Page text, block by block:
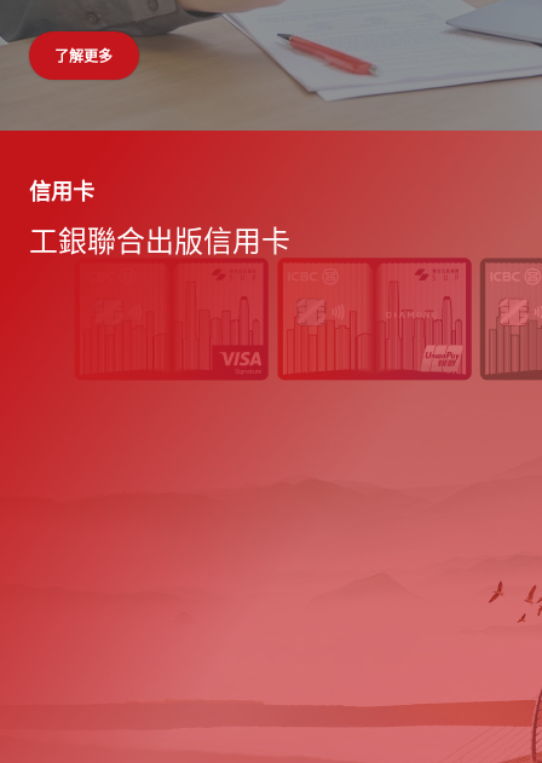
了解更多
信用卡
工銀聯合出版信用卡
開始比較
保險服務
透過人壽保險計劃，保
障自己與家人的未來。
立即申請
個人綜合理財服務
請即開戶，體驗最貼心
周全的生活化理財服
立即開戶
企業網上銀行
隨時隨地輕鬆自在一站
預約開戶
人民幣財資產品
傾力為您提供全面的人
民幣財資產品服務